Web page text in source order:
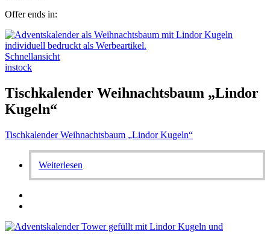
Offer ends in:
Schnellansicht
instock
Tischkalender Weihnachtsbaum „Lindor
Kugeln“
Tischkalender Weihnachtsbaum „Lindor Kugeln“
Weiterlesen